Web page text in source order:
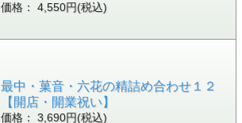
価格： 4,550円(税込)
最中・菓音・六花の精詰め合わせ１２
【開店・開業祝い】
価格： 3,690円(税込)